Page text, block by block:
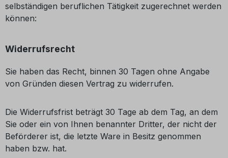
selbständigen beruflichen Tätigkeit zugerechnet werden
können:
Widerrufsrecht
Sie haben das Recht, binnen 30 Tagen ohne Angabe
von Gründen diesen Vertrag zu widerrufen.
Die Widerrufsfrist beträgt 30 Tage ab dem Tag, an dem
Sie oder ein von Ihnen benannter Dritter, der nicht der
Beförderer ist, die letzte Ware in Besitz genommen
haben bzw. hat.